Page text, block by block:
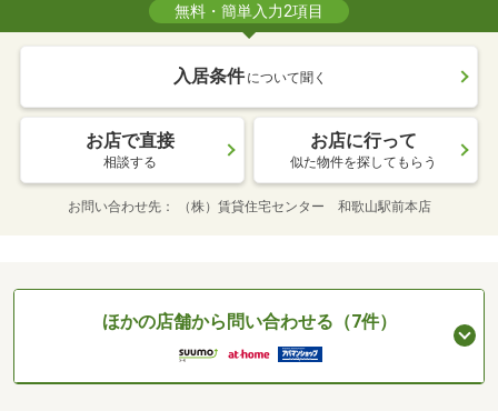
無料・簡単入力2項目
入居条件 について聞く
お店で直接
相談する
お店に行って
似た物件を探してもらう
お問い合わせ先 （株）賃貸住宅センター 和歌山駅前本店
ほかの店舗から問い合わせる（7件）